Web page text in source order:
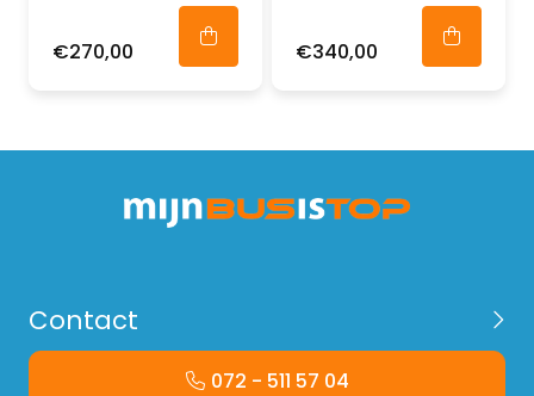
€270,00 €340,00
Contact
072 - 511 57 04